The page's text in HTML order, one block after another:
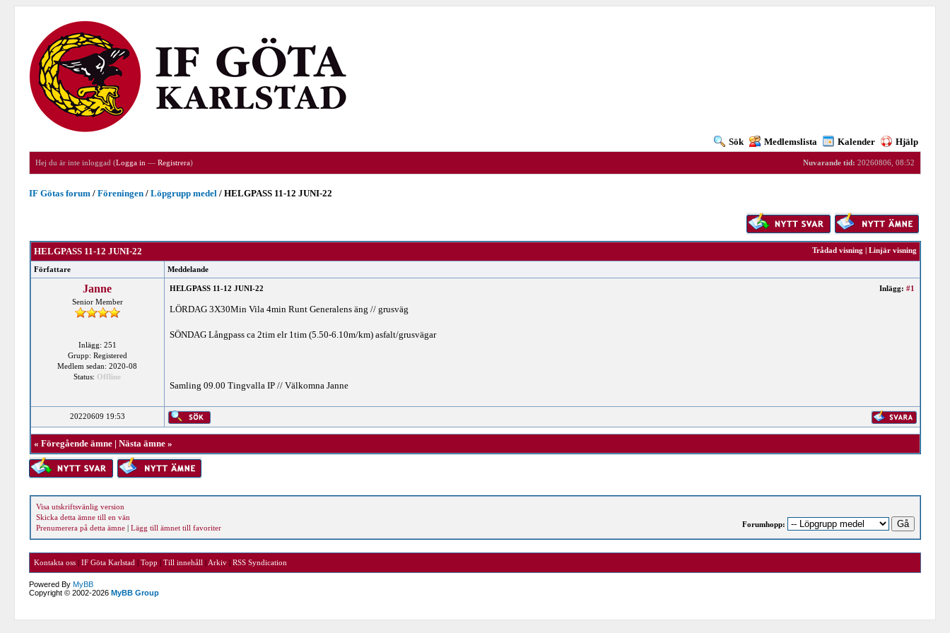
Sök Medlemslista Kalender Hjälp
Nuvarande tid: 20260806, 08:52
Hej du är inte inloggad (Logga in —Registrera)
IF Götas forum /Föreningen /Löpgrupp medel /HELGPASS 11-12 JUNI-22
Trådad visning | Linjär visning
HELGPASS 11-12 JUNI-22
Författare Meddelande
Janne
Senior Member
Inlägg: 251
Grupp: Registered
Medlem sedan: 2020-08
Status: Offline
Inlägg: #1
HELGPASS 11-12 JUNI-22
LÖRDAG 3X30Min Vila 4min Runt Generalens äng // grusväg
SÖNDAG Långpass ca 2tim elr 1tim (5.50-6.10m/km) asfalt/grusvägar
Samling 09.00 Tingvalla IP // Välkomna Janne
20220609 19:53
« Föregående ämne| Nästa ämne»
Visa utskriftsvänlig version
Skicka detta ämne till en vän
Prenumerera på detta ämne| Lägg till ämnet till favoriter Forumhopp:
Kontakta oss |IF Göta Karlstad |Topp |Till innehåll | Arkiv |RSS Syndication
Powered ByMyBB
Copyright © 2002-2026MyBB Group